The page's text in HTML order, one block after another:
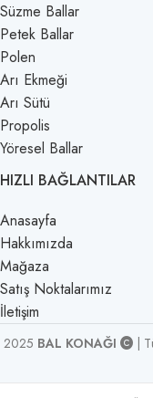
Süzme Ballar
Petek Ballar
Polen
Arı Ekmeği
Arı Sütü
Propolis
Yöresel Ballar
HIZLI BAĞLANTILAR
Anasayfa
Hakkımızda
Mağaza
Satış Noktalarımız
İletişim
2025 BAL KONAĞI
|